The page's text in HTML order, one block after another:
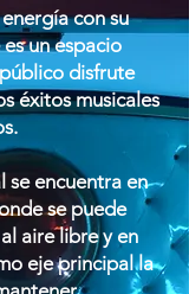
con su
un espacio
disfrute
éxitos musicales
se encuentra en
se puede
aire libre y en
eje principal la